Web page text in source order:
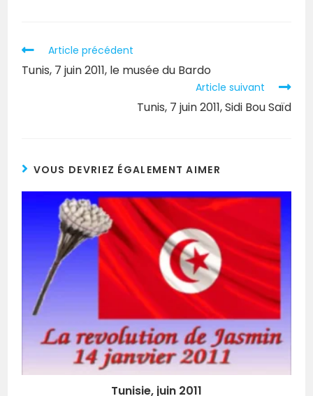
Article précédent
Tunis, 7 juin 2011, le musée du Bardo
Article suivant
Tunis, 7 juin 2011, Sidi Bou Saïd
VOUS DEVRIEZ ÉGALEMENT AIMER
Tunisie, juin 2011